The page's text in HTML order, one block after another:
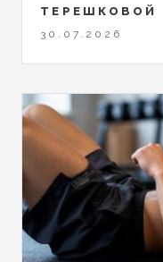
ТЕРЕШКОВОЙ
30.07.2026